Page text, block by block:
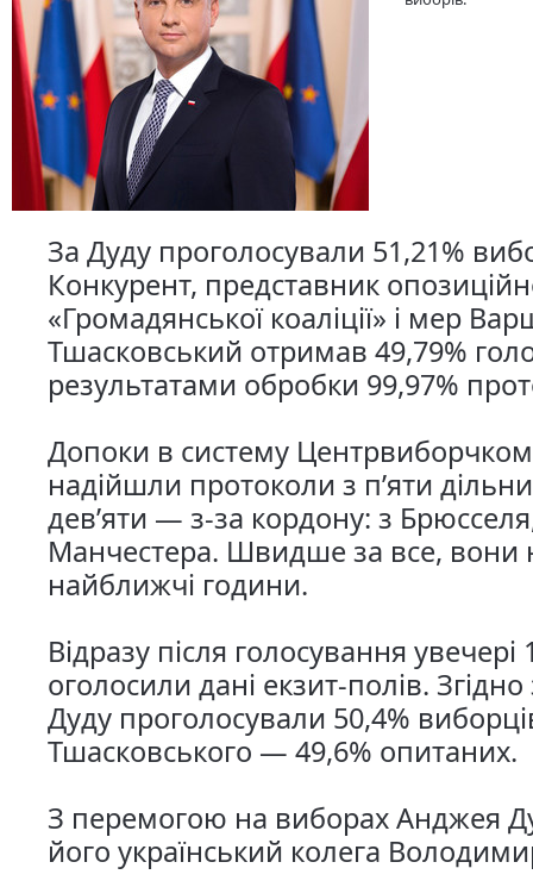
За Дуду проголосували 51,21%
Конкурент, представник
«Громадянської коаліції» і мер
Тшасковський отримав 49,79%
результатами обробки 99,97%
Допоки в систему
надійшли протоколи з пʼяти
девʼяти — з-за кордону: з
Манчестера. Швидше за все, вони
найближчі години.
Відразу після голосування
оголосили дані екзит-полів.
Дуду проголосували 50,4%
Тшасковського — 49,6% опитаних.
З перемогою на виборах Анджея
його український колега